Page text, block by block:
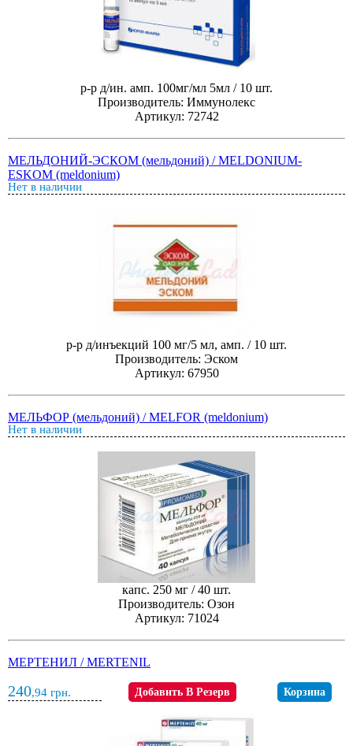
р-р д/ин. амп. 100мг/мл 5мл / 10 шт.
Производитель: Иммунолекс
Артикул: 72742
МЕЛЬДОНИЙ-ЭСКОМ (мельдоний) / MELDONIUM-
ESKOM (meldonium)
Нет в наличии
р-р д/инъекций 100 мг/5 мл, амп. / 10 шт.
Производитель: Эском
Артикул: 67950
МЕЛЬФОР (мельдоний) / MELFOR (meldonium)
Нет в наличии
капс. 250 мг / 40 шт.
Производитель: Озон
Артикул: 71024
МЕРТЕНИЛ / MERTENIL
240,94 грн. Добавить В Резерв Корзина